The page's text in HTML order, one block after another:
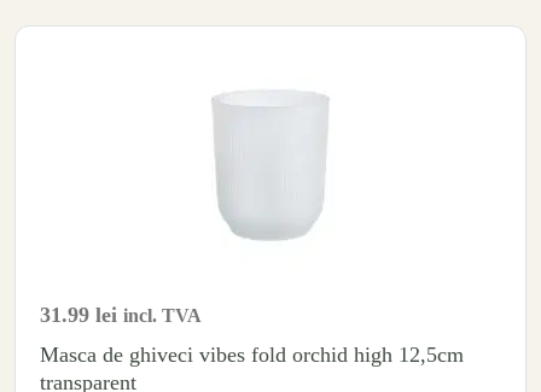
31.99 lei incl. TVA
Masca de ghiveci vibes fold orchid high 12,5cm
transparent